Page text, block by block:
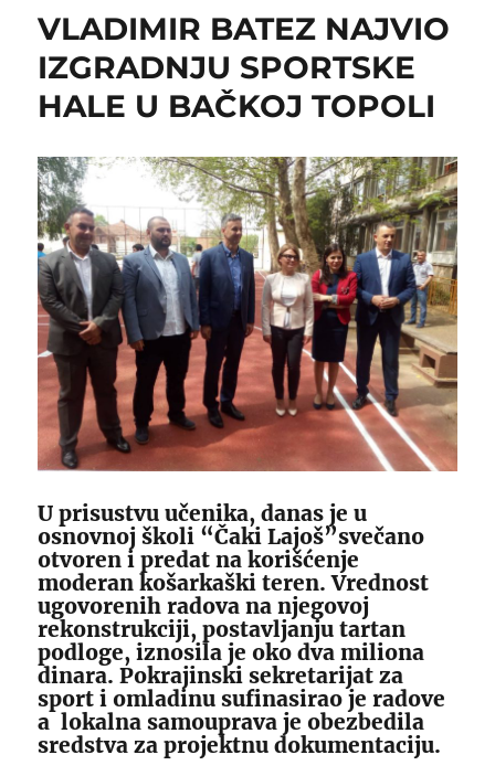
VLADIMIR BATEZ NAJVIO
IZGRADNJU SPORTSKE
HALE U BAČKOJ TOPOLI
U prisustvu učenika, danas je u
osnovnoj školi “Čaki Lajoš”svečano
otvoren i predat na korišćenje
moderan košarkaški teren. Vrednost
ugovorenih radova na njegovoj
rekonstrukciji, postavljanju tartan
podloge, iznosila je oko dva miliona
dinara. Pokrajinski sekretarijat za
sport i omladinu sufinasirao je radove
a lokalna samouprava je obezbedila
sredstva za projektnu dokumentaciju.